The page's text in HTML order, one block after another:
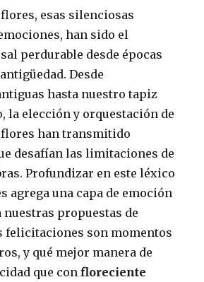
esas silenciosas
han sido el
perdurable desde épocas
Desde
hasta nuestro tapiz
la elección y orquestación de
han transmitido
desafían las limitaciones de
Profundizar en este léxico
agrega una capa de emoción
propuestas de
felicitaciones son momentos
y qué mejor manera de
que confloreciente